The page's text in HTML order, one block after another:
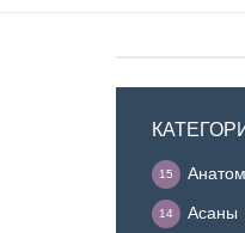
15
Асаны
14